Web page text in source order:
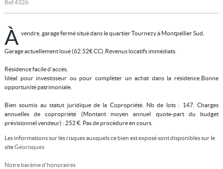
Ref4326
À vendre, garage fermé situé dans le quartier Tournezy à Montpellier Sud.
Garage actuellement loué (62.52€ CC).Revenus locatifs immédiats.
Résidence facile d’accès.
Idéal pour investisseur ou pour compléter un achat dans la résidence.Bonne
opportunité patrimoniale.
Bien soumis au statut juridique de la Copropriété. Nb de lots : 147. Charges
annuelles de copropriété (Montant moyen annuel quote-part du budget
prévisionnel vendeur) : 252 €. Pas de procédure en cours.
Les informations sur les risques auxquels ce bien est exposé sont disponibles sur le
siteGéorisques
Notre barème d'honoraires